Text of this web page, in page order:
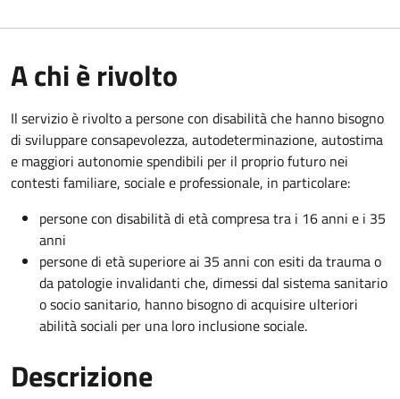
A chi è rivolto
Il servizio è rivolto a persone con disabilità che hanno bisogno
di sviluppare consapevolezza, autodeterminazione, autostima
e maggiori autonomie spendibili per il proprio futuro nei
contesti familiare, sociale e professionale, in particolare:
persone con disabilità di età compresa tra i 16 anni e i 35
anni
persone di età superiore ai 35 anni con esiti da trauma o
da patologie invalidanti che, dimessi dal sistema sanitario
o socio sanitario, hanno bisogno di acquisire ulteriori
abilità sociali per una loro inclusione sociale.
Descrizione